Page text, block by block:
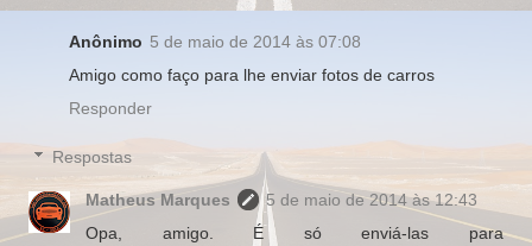
Anônimo 5 de maio de 2014 às 07:08
Amigo como faço para lhe enviar fotos de carros
Responder
Respostas
Matheus Marques
5 de maio de 2014 às 12:43
Opa, amigo. É só enviá-las para